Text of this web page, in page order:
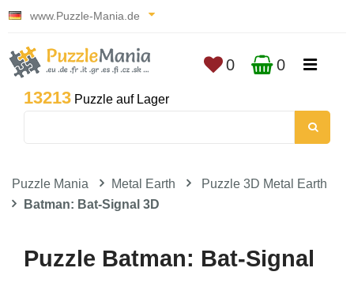
www.Puzzle-Mania.de
13213 Puzzle auf Lager
0 0
Puzzle Mania Metal Earth
Puzzle 3D Metal Earth
Batman: Bat-Signal 3D
Puzzle Batman: Bat-Signal